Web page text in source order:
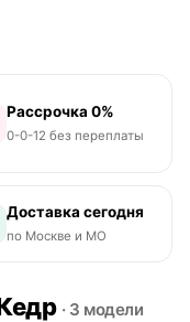
Рассрочка 0%
0-0-12 без переплаты
Доставка сегодня
по Москве и МО
· 3 модели